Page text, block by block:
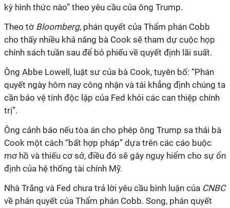
kỳ hình thức nào” theo yêu cầu của ông Trump.
Theo tờ Bloomberg, phán quyết của Thẩm phán Cobb
cho thấy nhiều khả năng bà Cook sẽ tham dự cuộc họp
chính sách tuần sau để bỏ phiếu về quyết định lãi suất.
Ông Abbe Lowell, luật sư của bà Cook, tuyên bố: “Phán
quyết ngày hôm nay công nhận và tái khẳng định chúng ta
cần bảo vệ tính độc lập của Fed khỏi các can thiệp chính
trị”.
Ông cảnh báo nếu tòa án cho phép ông Trump sa thải bà
Cook một cách “bất hợp pháp” dựa trên các cáo buộc
mơ hồ và thiếu cơ sở, điều đó sẽ gây nguy hiểm cho sự ổn
định của hệ thống tài chính Mỹ.
Nhà Trắng và Fed chưa trả lời yêu cầu bình luận của CNBC
về phán quyết của Thẩm phán Cobb. Song, phán quyết